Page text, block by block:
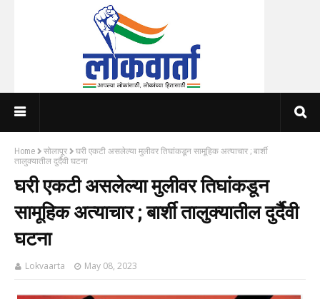
Home सोलापूर
घरी एकटी असलेल्या मुलीवर तिघांकडून सामूहिक अत्याचार ; बार्शी
तालुक्यातील दुर्दैवी घटना
घरी एकटी असलेल्या मुलीवर तिघांकडून
सामूहिक अत्याचार ; बार्शी तालुक्यातील दुर्दैवी
घटना
Lokvaarta May 08, 2023